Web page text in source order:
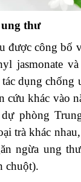
thư
được công bố
jasmonate
dụng chống
cứu khác vào
phòng
trà khác
ngừa ung
chuột).